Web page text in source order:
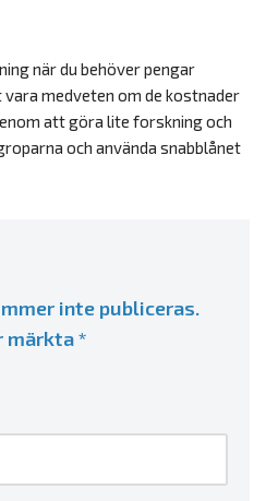
när du behöver pengar
medveten om de kostnader
att göra lite forskning och
och använda snabblånet
inte publiceras.
märkta*